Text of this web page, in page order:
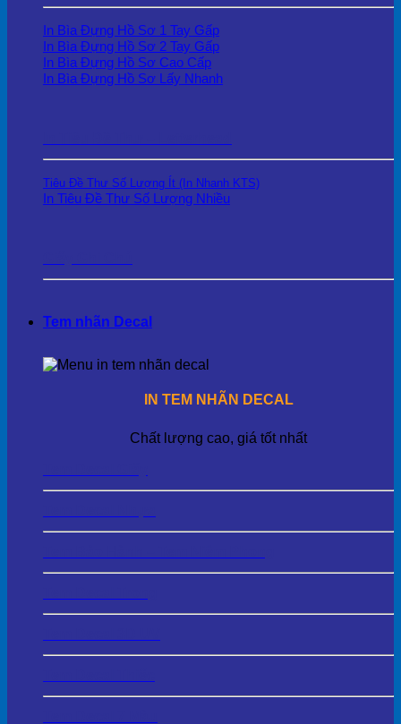
In Bìa Đựng Hồ Sơ 1 Tay Gấp
In Bìa Đựng Hồ Sơ 2 Tay Gấp
In Bìa Đựng Hồ Sơ Cao Cấp
In Bìa Đựng Hồ Sơ Lấy Nhanh
Tiêu Đề Thư Số Lượng Ít (In Nhanh KTS)
In Tiêu Đề Thư Số Lượng Nhiều
Tem nhãn Decal
IN TEM NHÃN DECAL
Chất lượng cao, giá tốt nhất